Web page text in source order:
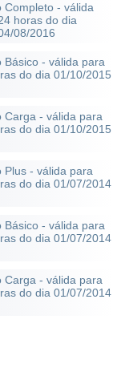
Completo - válida
horas do dia
08/2016
Básico - válida para
do dia 01/10/2015
Carga - válida para
do dia 01/10/2015
Plus - válida para
do dia 01/07/2014
Básico - válida para
do dia 01/07/2014
Carga - válida para
do dia 01/07/2014